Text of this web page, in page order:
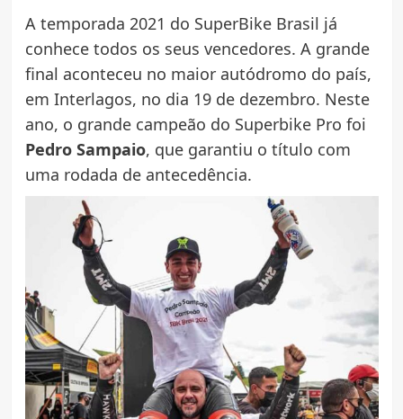
A temporada 2021 do SuperBike Brasil já
conhece todos os seus vencedores. A grande
final aconteceu no maior autódromo do país,
em Interlagos, no dia 19 de dezembro. Neste
ano, o grande campeão do Superbike Pro foi
Pedro Sampaio, que garantiu o título com
uma rodada de antecedência.